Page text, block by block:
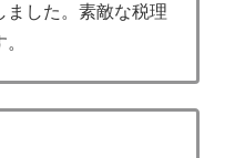
ました。素敵な税理